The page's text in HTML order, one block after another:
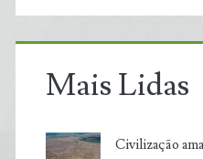
Mais Lidas
Civilização